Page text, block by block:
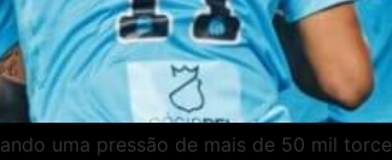
uma pressão de mais de 50 mil